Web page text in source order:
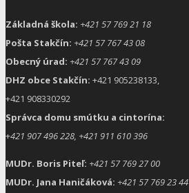
Základná škola: +421 57 769 21 18
Pošta Stakčín: +421 57 767 43 08
Obecný úrad: +421 57 767 43 09
DHZ obce Stakčín: +421 905238133,
+421 908330292
Správca domu smútku a cintorína:
+421 907 496 228, +421 911 610 396
MUDr. Boris Piteľ: +421 57 769 27 00
MUDr. Jana Haničáková: +421 57 769 23 44